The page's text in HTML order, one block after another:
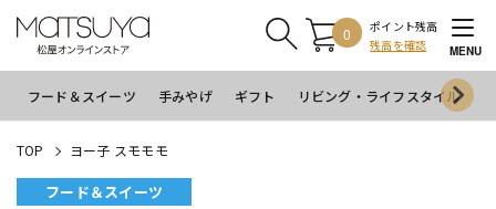
0
ポイント残高
残高を確認
MENU
フード＆スイーツ 手みやげ ギフト リビング・ライフスタイル
TOP ヨー子 スモモモ
フード＆スイーツ